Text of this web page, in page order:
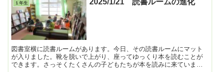
１年生
図書室横に読書ルームがあります。今日、その読書ルームにマット
が入りました。靴を脱いで上がり、座ってゆっくり本を読むことが
できます。さっそくたくさんの子どもたちが本を読みに来ていまし